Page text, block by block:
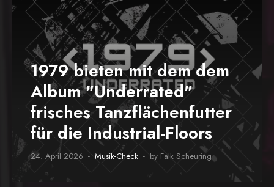
1979 bieten mit dem dem
Album "Underrated"
frisches Tanzflächenfutter
für die Industrial-Floors
24. April 2026 Musik-Check by Falk Scheuring